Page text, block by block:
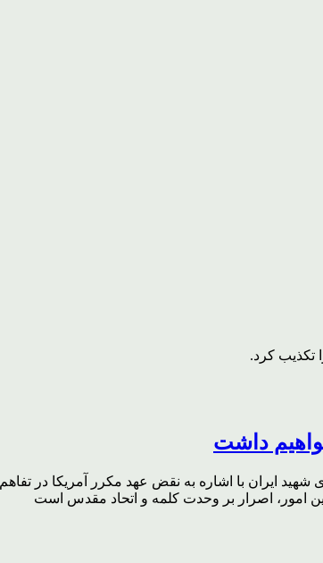
تکذیب کرد.
داشت
ایران با اشاره به نقض عهد مکرر آمریکا در
امور، اصرار بر وحدت کلمه و اتحاد مقدس است